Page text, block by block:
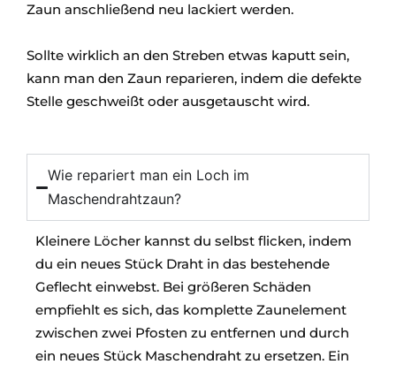
Zaun anschließend neu lackiert werden.
Sollte wirklich an den Streben etwas kaputt sein,
kann man den Zaun reparieren, indem die defekte
Stelle geschweißt oder ausgetauscht wird.
Wie repariert man ein Loch im
Maschendrahtzaun?
Kleinere Löcher kannst du selbst flicken, indem
du ein neues Stück Draht in das bestehende
Geflecht einwebst. Bei größeren Schäden
empfiehlt es sich, das komplette Zaunelement
zwischen zwei Pfosten zu entfernen und durch
ein neues Stück Maschendraht zu ersetzen. Ein